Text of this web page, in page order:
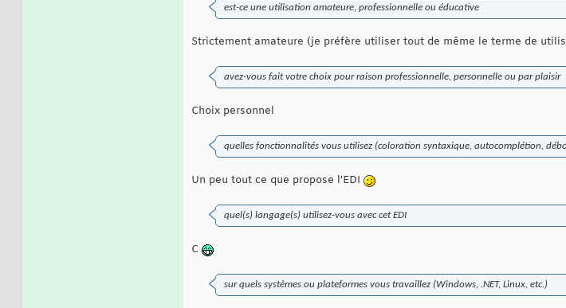
est-ce une utilisation amateure, professionnelle ou éducative
Strictement amateure (je préfère utiliser tout de même le terme de
avez-vous fait votre choix pour raison professionnelle, personnelle ou par plaisir
Choix personnel
quelles fonctionnalités vous utilisez (coloration syntaxique, autocomplétion,
Un peu tout ce que propose l'EDI
quel(s) langage(s) utilisez-vous avec cet EDI
C
sur quels systèmes ou plateformes vous travaillez (Windows, .NET, Linux, etc.)